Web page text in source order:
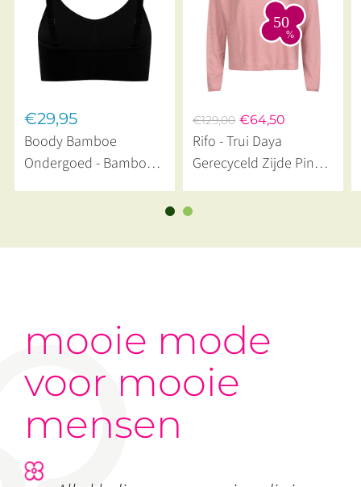
€29,95
Boody Bamboe
Ondergoed - Bamboe
€129,00 €64,50
Rifo - Trui Daya
Gerecyceld Zijde Pink
mooie mode
voor mooie
mensen